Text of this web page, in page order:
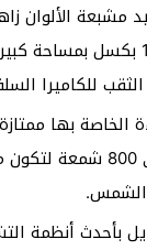
مشبعة الألوان
2400*1080 بكسل
للكاميرا
أقصاها إلى 800
بأحدث أنظمة